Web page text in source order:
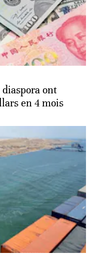
ont
en 4 mois